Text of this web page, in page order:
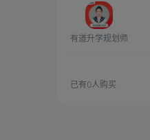
有道升学规划师
已有0人购买